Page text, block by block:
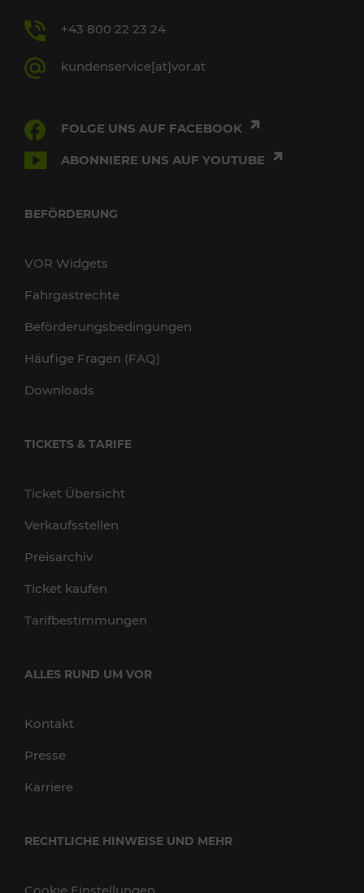
+43 800 22 23 24
kundenservice[at]vor.at
FOLGE UNS AUF FACEBOOK
ABONNIERE UNS AUF YOUTUBE
BEFÖRDERUNG
VOR Widgets
Fahrgastrechte
Beförderungsbedingungen
Häufige Fragen (FAQ)
Downloads
TICKETS & TARIFE
Ticket Übersicht
Verkaufsstellen
Preisarchiv
Ticket kaufen
Tarifbestimmungen
ALLES RUND UM VOR
Kontakt
Presse
Karriere
RECHTLICHE HINWEISE UND MEHR